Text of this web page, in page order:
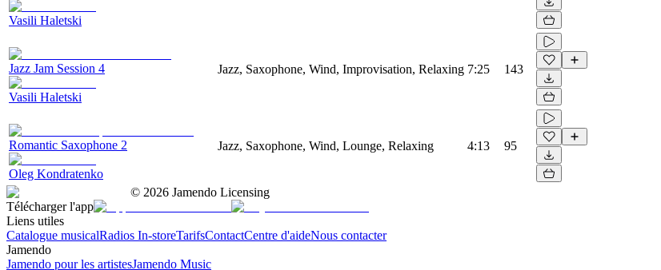
Vasili Haletski
Jazz Jam Session 4
Vasili Haletski
Jazz, Saxophone, Wind, Improvisation, Relaxing 7:25 143
Romantic Saxophone 2
Oleg Kondratenko
Jazz, Saxophone, Wind, Lounge, Relaxing 4:13 95
© 2026 Jamendo Licensing
Télécharger l'app
Liens utiles
Catalogue musicalRadios In-storeTarifsContactCentre d'aideNous contacter
Jamendo
Jamendo pour les artistesJamendo Music